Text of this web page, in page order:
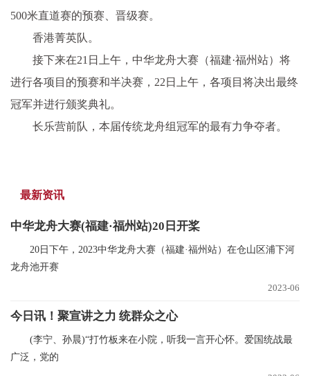
500米直道赛的预赛、晋级赛。
香港菁英队。
接下来在21日上午，中华龙舟大赛（福建·福州站）将
进行各项目的预赛和半决赛，22日上午，各项目将决出最终
冠军并进行颁奖典礼。
长乐营前队，本届传统龙舟组冠军的最有力争夺者。
最新资讯
中华龙舟大赛(福建·福州站)20日开桨
20日下午，2023中华龙舟大赛（福建·福州站）在仓山区浦下河
龙舟池开赛
2023-06
今日讯！聚宣讲之力 统群众之心
(李宁、孙晨)“打竹板来在小院，听我一言开心怀。爱国统战最
广泛，党的